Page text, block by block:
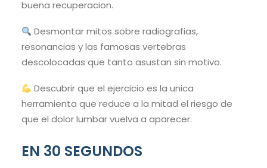
buena recuperacion.
Desmontar mitos sobre radiografias,
resonancias y las famosas vertebras
descolocadas que tanto asustan sin motivo.
Descubrir que el ejercicio es la unica
herramienta que reduce a la mitad el riesgo de
que el dolor lumbar vuelva a aparecer.
EN 30 SEGUNDOS